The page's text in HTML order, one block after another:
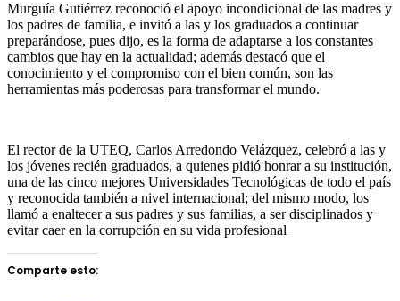
Murguía Gutiérrez reconoció el apoyo incondicional de las madres y
los padres de familia, e invitó a las y los graduados a continuar
preparándose, pues dijo, es la forma de adaptarse a los constantes
cambios que hay en la actualidad; además destacó que el
conocimiento y el compromiso con el bien común, son las
herramientas más poderosas para transformar el mundo.
El rector de la UTEQ, Carlos Arredondo Velázquez, celebró a las y
los jóvenes recién graduados, a quienes pidió honrar a su institución,
una de las cinco mejores Universidades Tecnológicas de todo el país
y reconocida también a nivel internacional; del mismo modo, los
llamó a enaltecer a sus padres y sus familias, a ser disciplinados y
evitar caer en la corrupción en su vida profesional
Comparte esto: